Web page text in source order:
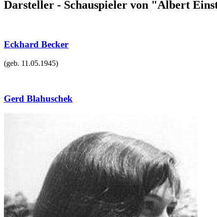
Darsteller - Schauspieler von "Albert
Eckhard Becker
(geb. 11.05.1945)
Gerd Blahuschek